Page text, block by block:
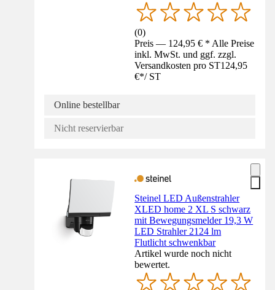
(0)
Preis — 124,95 € * Alle Preise
inkl. MwSt. und ggf. zzgl.
Versandkosten pro ST124,95
€*/ ST
Online bestellbar
Nicht reservierbar
Steinel LED Außenstrahler
XLED home 2 XL S schwarz
mit Bewegungsmelder 19,3 W
LED Strahler 2124 lm
Flutlicht schwenkbar
Artikel wurde noch nicht
bewertet.